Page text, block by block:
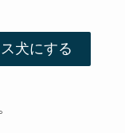
犬にする